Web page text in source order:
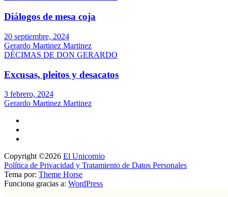
Diálogos de mesa coja
20 septiembre, 2024
Gerardo Martinez Martinez
DÉCIMAS DE DON GERARDO
Excusas, pleitos y desacatos
3 febrero, 2024
Gerardo Martinez Martinez
Copyright ©2026 El Unicornio
Política de Privacidad y Tratamiento de Datos Personales
Tema por: Theme Horse
Funciona gracias a: WordPress